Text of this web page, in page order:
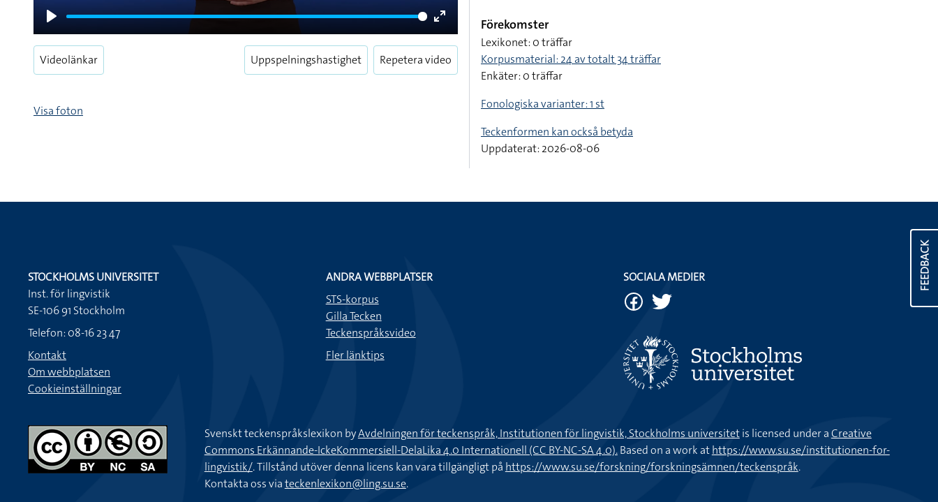
Play
Enter
fullscreen
Videolänkar Uppspelningshastighet Repetera video
Visa foton
Förekomster
Lexikonet: 0 träffar
Korpusmaterial: 24 av totalt 34 träffar
Enkäter: 0 träffar
Fonologiska varianter: 1 st
Teckenformen kan också betyda
Uppdaterat: 2026-08-06
FEEDBACK
STOCKHOLMS UNIVERSITET
Inst. för lingvistik
SE-106 91 Stockholm
Telefon: 08-16 23 47
Kontakt
Om webbplatsen
Cookieinställningar
ANDRA WEBBPLATSER
STS-korpus
Gilla Tecken
Teckenspråksvideo
Fler länktips
SOCIALA MEDIER
Svenskt teckenspråkslexikon byAvdelningen för teckenspråk, Institutionen för lingvistik, Stockholms universitetis licensed under aCreative
Commons Erkännande-IckeKommersiell-DelaLika 4.0 Internationell (CC BY-NC-SA 4.0).Based on a work athttps://www.su.se/institutionen-for-
lingvistik/. Tillstånd utöver denna licens kan vara tillgängligt på https://www.su.se/forskning/forskningsämnen/teckenspråk.
Kontakta oss viateckenlexikon@ling.su.se.